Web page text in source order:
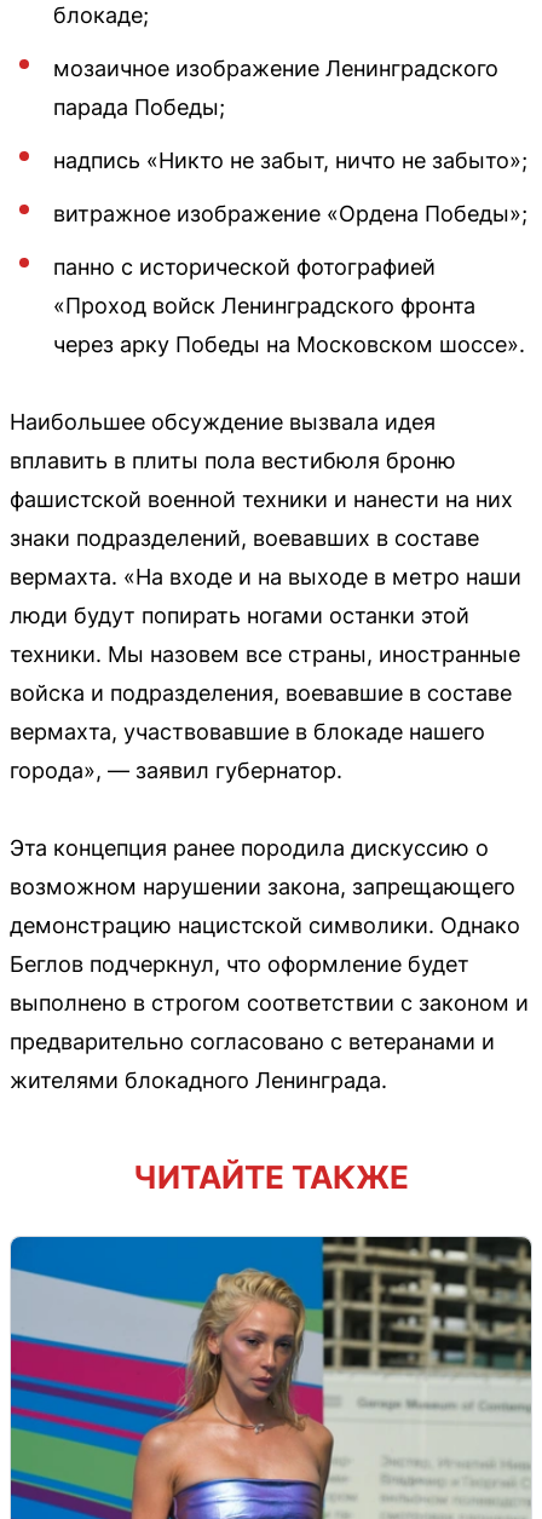
блокаде;
мозаичное изображение Ленинградского
парада Победы;
надпись «Никто не забыт, ничто не забыто»;
витражное изображение «Ордена Победы»;
панно с исторической фотографией
«Проход войск Ленинградского фронта
через арку Победы на Московском шоссе».
Наибольшее обсуждение вызвала идея
вплавить в плиты пола вестибюля броню
фашистской военной техники и нанести на них
знаки подразделений, воевавших в составе
вермахта. «На входе и на выходе в метро наши
люди будут попирать ногами останки этой
техники. Мы назовем все страны, иностранные
войска и подразделения, воевавшие в составе
вермахта, участвовавшие в блокаде нашего
города», — заявил губернатор.
Эта концепция ранее породила дискуссию о
возможном нарушении закона, запрещающего
демонстрацию нацистской символики. Однако
Беглов подчеркнул, что оформление будет
выполнено в строгом соответствии с законом и
предварительно согласовано с ветеранами и
жителями блокадного Ленинграда.
ЧИТАЙТЕ ТАКЖЕ